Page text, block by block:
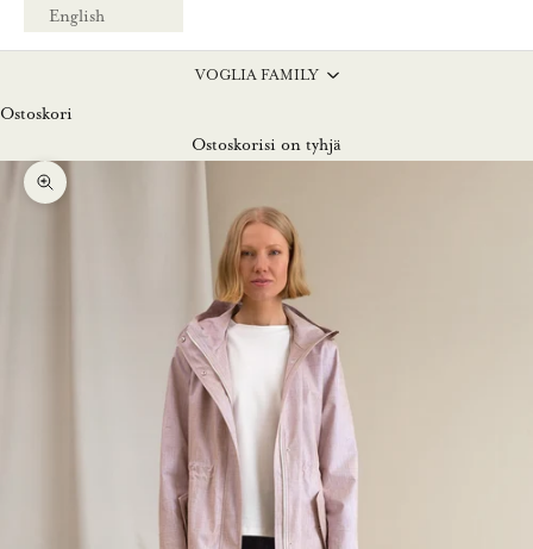
English
VOGLIA FAMILY
Ostoskori
Ostoskorisi on tyhjä
Lähennä